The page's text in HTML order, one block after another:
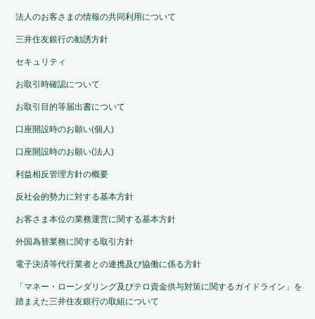
法人のお客さまの情報の共同利用について
三井住友銀行の勧誘方針
セキュリティ
お取引時確認について
お取引目的等届出書について
口座開設時のお願い(個人)
口座開設時のお願い(法人)
利益相反管理方針の概要
反社会的勢力に対する基本方針
お客さま本位の業務運営に関する基本方針
外国為替業務に関する取引方針
電子決済等代行業者との連携及び協働に係る方針
「マネー・ローンダリング及びテロ資金供与対策に関するガイドライン」を
踏まえた三井住友銀行の取組について